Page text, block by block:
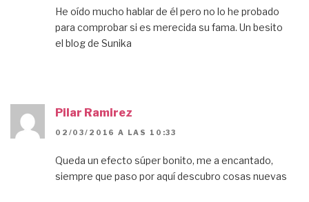
He oído mucho hablar de él pero no lo he probado
para comprobar si es merecida su fama. Un besito
el blog de Sunika
Pilar Ramirez
02/03/2016 A LAS 10:33
Queda un efecto súper bonito, me a encantado,
siempre que paso por aquí descubro cosas nuevas